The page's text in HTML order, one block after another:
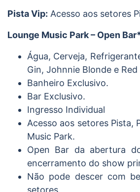
Pista Vip: Acesso aos setores
Lounge Music Park – Open
Água, Cerveja,
Gin, Johnnie Blonde e Red
Banheiro Exclusivo.
Bar Exclusivo.
Ingresso Individual
Acesso aos setores Pista,
Music Park.
Open Bar da abertura
encerramento do show
Não pode descer com
setores.